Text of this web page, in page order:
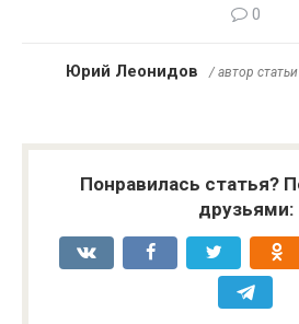
0
Юрий Леонидов / автор статьи
Понравилась статья?
друзьями: